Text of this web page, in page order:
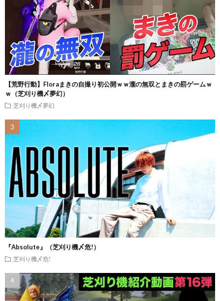
【荒野行動】Floraまきの自撮り初公開ｗｗ瀧の無双とまきの罰ゲームｗ
ｗ（芝刈り機〆夢幻）
芝刈り機〆夢幻
『Absolute』（芝刈り機〆危!）
芝刈り機〆危!